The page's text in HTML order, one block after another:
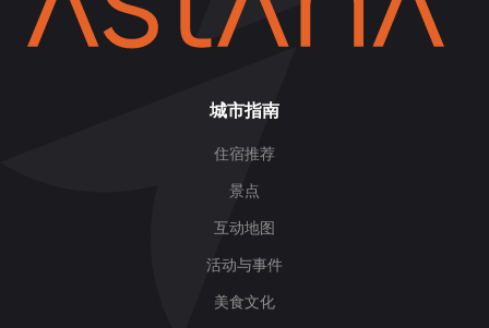
城市指南
住宿推荐
景点
互动地图
活动与事件
美食文化